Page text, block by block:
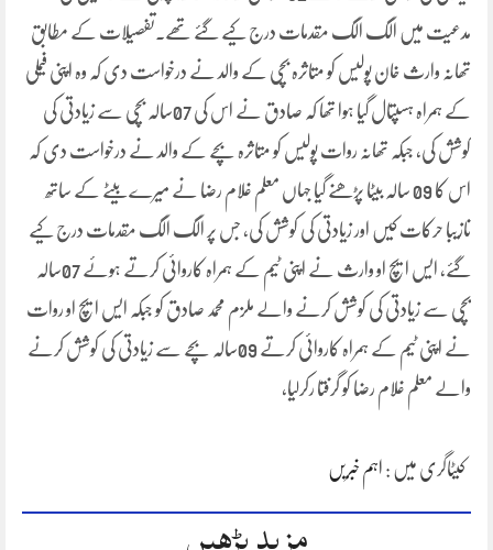
مدعیت میں الگ الگ مقدمات درج کیے گئے تھے۔تفصیلات کے مطابق
تھانہ وارث خان پولیس کو متاثرہ بچی کے والد نے درخواست دی کہ وہ اپنی فیملی
کے ہمراہ ہسپتال گیا ہوا تھا کہ صادق نے اس کی 07سالہ بچی سے زیادتی کی
کوشش کی، جبکہ تھانہ روات پولیس کو متاثرہ بچے کے والد نے درخواست دی کہ
اس کا 09 سالہ بیٹا پڑھنے گیا جہاں معلم غلام رضا نے میرے بیٹے کے ساتھ
نازیبا حرکات کیں اور زیادتی کی کوشش کی، جس پر الگ الگ مقدمات درج کیے
گئے، ایس ایچ او وارث نے اپنی ٹیم کے ہمراہ کاروائی کرتے ہوئے 07سالہ
بچی سے زیادتی کی کوشش کرنے والے ملزم محمد صادق کو جبکہ ایس ایچ او روات
نے اپنی ٹیم کے ہمراہ کاروائی کرتے 09سالہ بچے سے زیادتی کی کوشش کرنے
والے معلم غلام رضا کو گرفتا رکرلیا،
کیٹاگری میں : اہم خبریں